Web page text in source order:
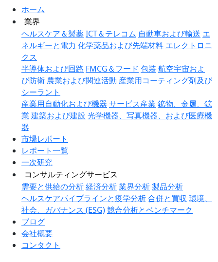
ホーム
業界
ヘルスケア＆製薬ICT＆テレコム 自動車および輸送 エ
ネルギーと電力 化学薬品および先端材料 エレクトロニ
クス
半導体および回路 FMCG＆フード 包装 航空宇宙およ
び防衛 農業および関連活動 産業用コーティング剤及び
シーラント
産業用自動化および機器 サービス産業 鉱物、金属、鉱
業 建築および建設 光学機器、写真機器、および医療機
器
市場レポート
レポート一覧
一次研究
コンサルティングサービス
需要と供給の分析経済分析業界分析製品分析
ヘルスケアパイプラインと疫学分析合併と買収 環境、
社会、ガバナンス (ESG)競合分析とベンチマーク
ブログ
会社概要
コンタクト